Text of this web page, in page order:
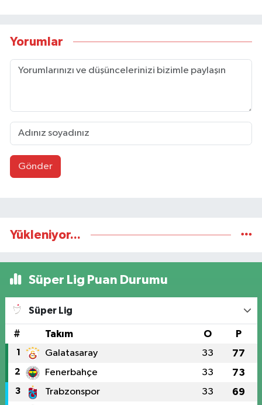
Yorumlar
Gönder
Yükleniyor...
Süper Lig Puan Durumu
Süper Lig
# Takım O P
1 Galatasaray 33 77
2 Fenerbahçe 33 73
3 Trabzonspor 33 69